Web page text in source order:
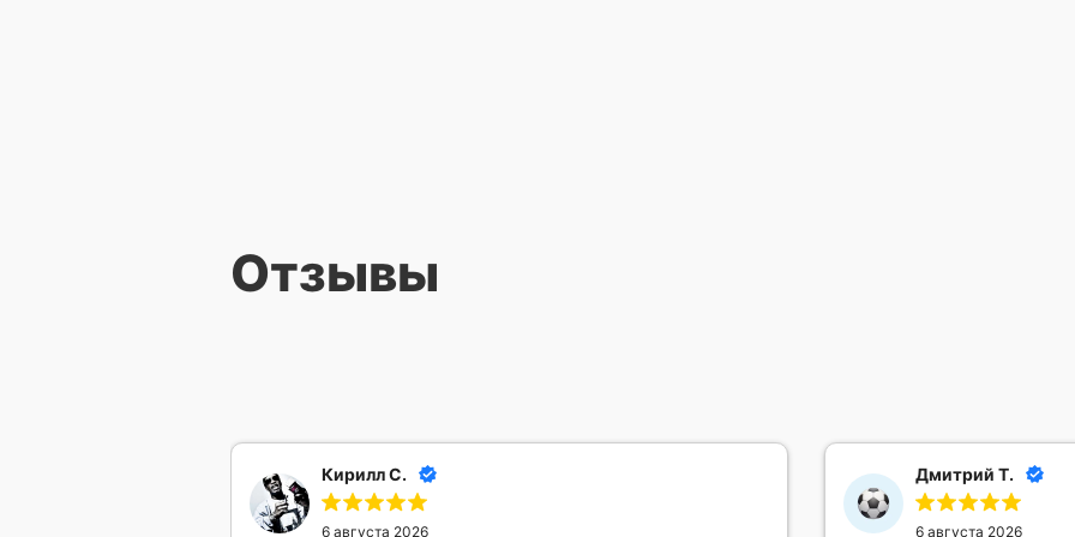
Отзывы
Кирилл С.
6 августа 2026
Дмитрий Т.
6 августа 2026